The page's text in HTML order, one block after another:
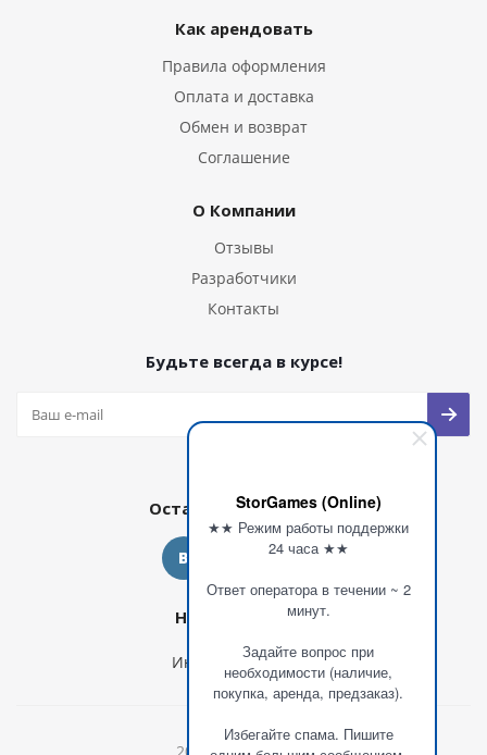
StorGames (Online)
★★ Режим работы поддержки
24 часа ★★
Ответ оператора в течении ~ 2
минут.
Задайте вопрос при
необходимости (наличие,
покупка, аренда, предзаказ).
Избегайте спама. Пишите
Как арендовать
Правила оформления
Оплата и доставка
Обмен и возврат
Соглашение
О Компании
Отзывы
Разработчики
Контакты
Будьте всегда в курсе!
Оставайтесь на связи
Наши контакты
Инн: 480913512529